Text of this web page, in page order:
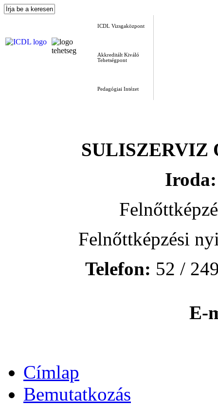
ICDL Vizsgaközpont
Akkreditált Kiváló
Tehetségpont
Pedagógiai Intézet
SULISZERVIZ
Iroda:
Felnőttképzési
Telefon: 52 /
E-
Címlap
Bemutatkozás